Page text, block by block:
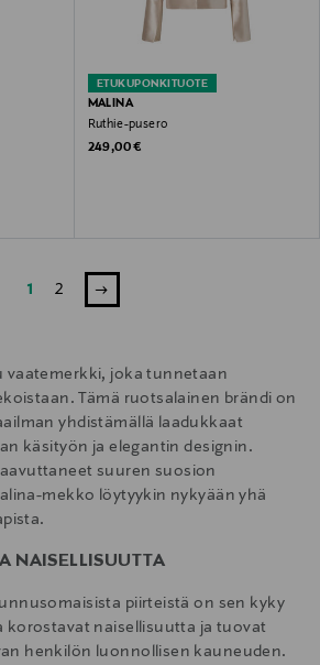
ETUKUPONKITUOTE
MALINA
Ruthie-pusero
Original Price
249,00 €
1 2
vaatemerkki, joka tunnetaan
Tämä ruotsalainen brändi on
yhdistämällä laadukkaat
käsityön ja elegantin designin.
suuren suosion
mekko löytyykin nykyään yhä
NAISELLISUUTTA
piirteistä on sen kyky
korostavat naisellisuutta ja tuovat
henkilön luonnollisen kauneuden.